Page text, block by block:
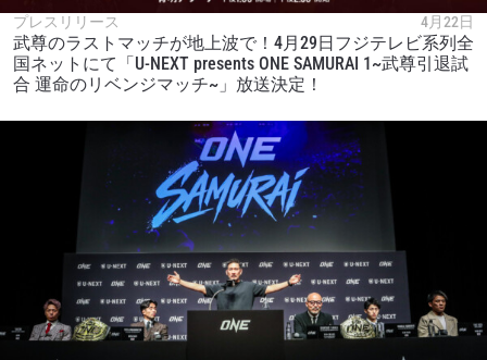
プレスリリース 4月22日
武尊のラストマッチが地上波で！4月29日フジテレビ系列全
国ネットにて「U-NEXT presents ONE SAMURAI 1~武尊引退試
合 運命のリベンジマッチ~」放送決定！